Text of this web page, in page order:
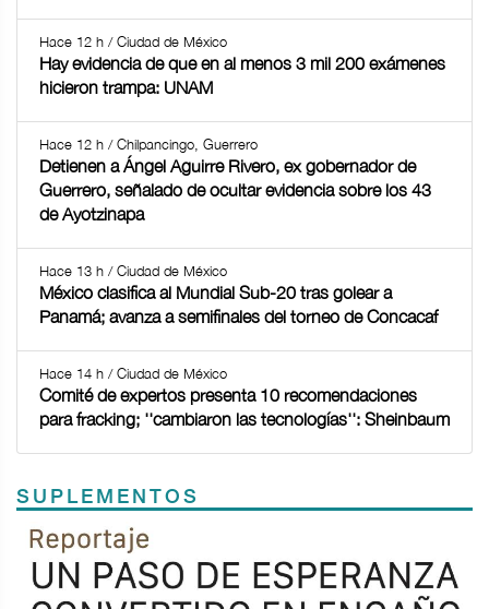
Hace 12 h / Ciudad de México
Hay evidencia de que en al menos 3 mil 200 exámenes
hicieron trampa: UNAM
Hace 12 h / Chilpancingo, Guerrero
Detienen a Ángel Aguirre Rivero, ex gobernador de
Guerrero, señalado de ocultar evidencia sobre los 43
de Ayotzinapa
Hace 13 h / Ciudad de México
México clasifica al Mundial Sub-20 tras golear a
Panamá; avanza a semifinales del torneo de Concacaf
Hace 14 h / Ciudad de México
Comité de expertos presenta 10 recomendaciones
para fracking; ''cambiaron las tecnologías'': Sheinbaum
SUPLEMENTOS